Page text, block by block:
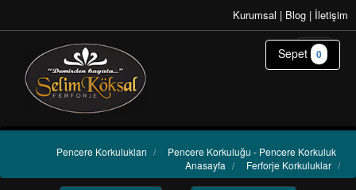
Kurumsal | Blog | İletişim
Pencere Korkuluğu - Pencere Korkuluk
Pencere Korkulukları /
Ferforje Korkuluklar /
Anasayfa /
Sepet 0